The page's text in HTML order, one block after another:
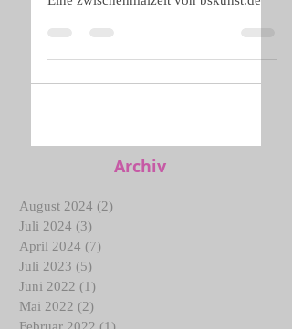
August 2024
Juli 2024 (3) 3 Beiträge
April 2024 (7)
Juli 2023 (5)5 Beiträge